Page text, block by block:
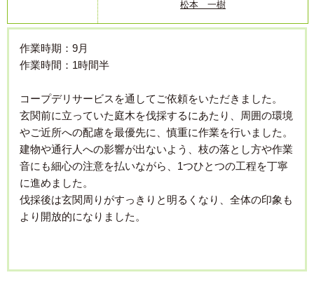
松本 一樹
作業時期：9月
作業時間：1時間半
コープデリサービスを通してご依頼をいただきました。
玄関前に立っていた庭木を伐採するにあたり、周囲の環境
やご近所への配慮を最優先に、慎重に作業を行いました。
建物や通行人への影響が出ないよう、枝の落とし方や作業
音にも細心の注意を払いながら、1つひとつの工程を丁寧
に進めました。
伐採後は玄関周りがすっきりと明るくなり、全体の印象も
より開放的になりました。